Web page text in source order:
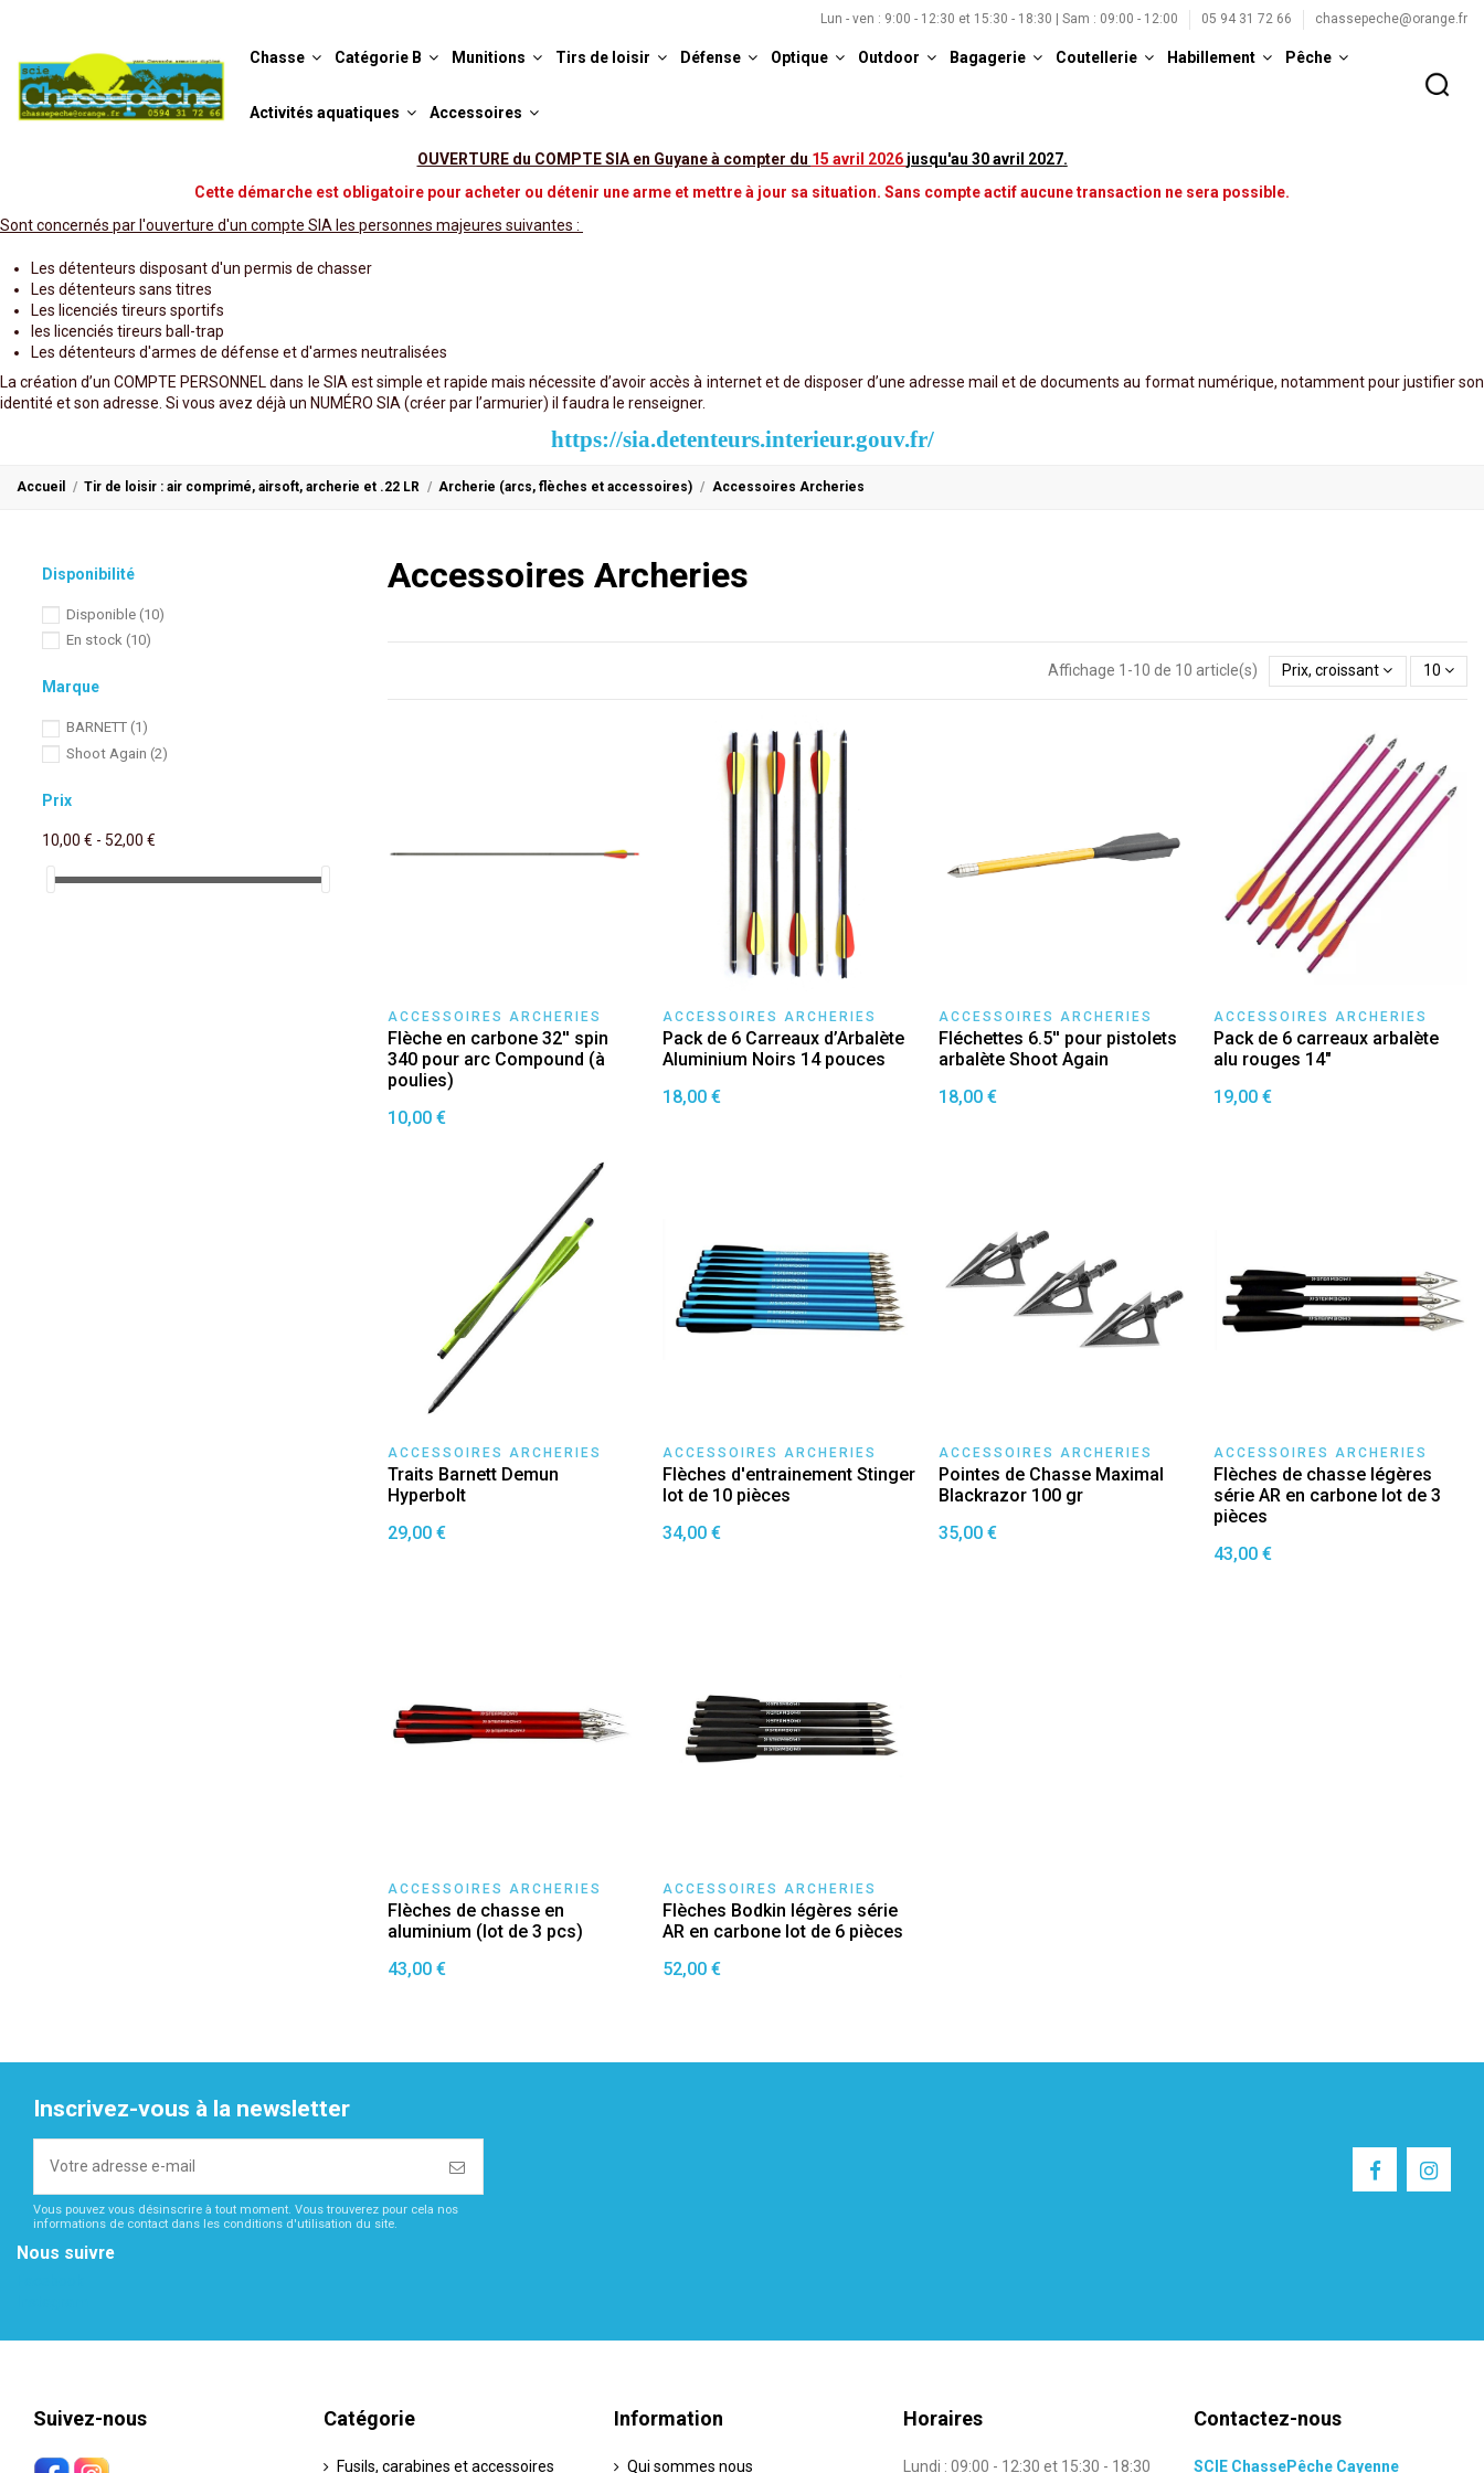
Lun - ven : 9:00 - 12:30 et 15:30 - 18:30 | Sam : 09:00 - 12:00 05 94 31 72 66 chassepeche@orange.fr
Chasse Catégorie B Munitions Tirs de loisir Défense Optique Outdoor Bagagerie Coutellerie Habillement Pêche
Activités aquatiques Accessoires
OUVERTURE du COMPTE SIA en Guyane à compter du 15 avril 2026 jusqu'au 30 avril 2027.
Cette démarche est obligatoire pour acheter ou détenir une arme et mettre à jour sa situation. Sans compte actif aucune transaction ne sera possible.
Sont concernés par l'ouverture d'un compte SIA les personnes majeures suivantes :
Les détenteurs disposant d'un permis de chasser
Les détenteurs sans titres
Les licenciés tireurs sportifs
les licenciés tireurs ball-trap
Les détenteurs d'armes de défense et d'armes neutralisées
La création d’un COMPTE PERSONNEL dans le SIA est simple et rapide mais nécessite d’avoir accès à internet et de disposer d’une adresse mail et de documents au format numérique, notamment pour justifier son
identité et son adresse. Si vous avez déjà un NUMÉRO SIA (créer par l’armurier) il faudra le renseigner.
https://sia.detenteurs.interieur.gouv.fr/
Accueil Tir de loisir : air comprimé, airsoft, archerie et .22 LR Archerie (arcs, flèches et accessoires) Accessoires Archeries
Accessoires Archeries
Affichage 1-10 de 10 article(s) Prix, croissant 10
ACCESSOIRES ARCHERIES
Flèche en carbone 32'' spin
340 pour arc Compound (à
poulies)
10,00 €
ACCESSOIRES ARCHERIES
Pack de 6 Carreaux d’Arbalète
Aluminium Noirs 14 pouces
18,00 €
ACCESSOIRES ARCHERIES
Fléchettes 6.5'' pour pistolets
arbalète Shoot Again
18,00 €
ACCESSOIRES ARCHERIES
Pack de 6 carreaux arbalète
alu rouges 14"
19,00 €
ACCESSOIRES ARCHERIES
Traits Barnett Demun
Hyperbolt
29,00 €
ACCESSOIRES ARCHERIES
Flèches d'entrainement Stinger
lot de 10 pièces
34,00 €
ACCESSOIRES ARCHERIES
Pointes de Chasse Maximal
Blackrazor 100 gr
35,00 €
ACCESSOIRES ARCHERIES
Flèches de chasse légères
série AR en carbone lot de 3
pièces
43,00 €
ACCESSOIRES ARCHERIES
Flèches de chasse en
aluminium (lot de 3 pcs)
43,00 €
ACCESSOIRES ARCHERIES
Flèches Bodkin légères série
AR en carbone lot de 6 pièces
52,00 €
Disponibilité
Disponible(10)
En stock(10)
Marque
BARNETT(1)
Shoot Again(2)
Prix
10,00 € - 52,00 €
Inscrivez-vous à la newsletter
Vous pouvez vous désinscrire à tout moment. Vous trouverez pour cela nos
informations de contact dans les conditions d'utilisation du site.
Nous suivre
Catégorie
Fusils, carabines et accessoires
Information
Qui sommes nous
Horaires
Lundi : 09:00 - 12:30 et 15:30 - 18:30
Suivez-nous Contactez-nous
SCIE ChassePêche Cayenne